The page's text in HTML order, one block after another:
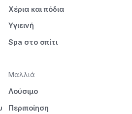
Χέρια και πόδια
Υγιεινή
Spa στο σπίτι
Μαλλιά
Λούσιμο
Περιποίηση